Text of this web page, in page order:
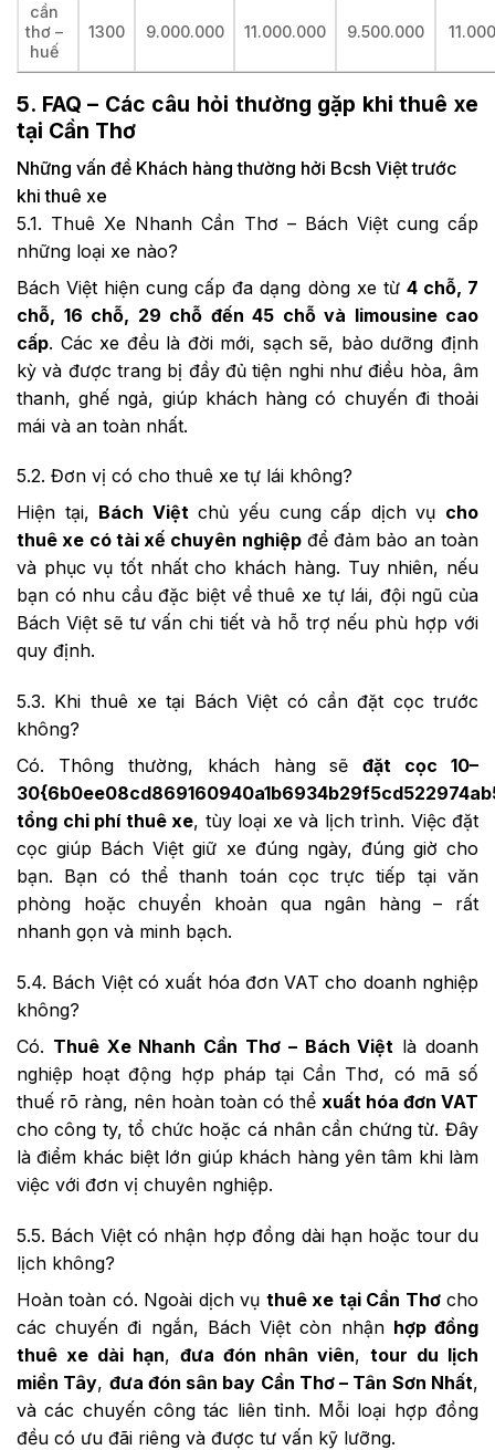
cần
thơ –
huế
1300 9.000.000 11.000.000 9.500.000
5. FAQ – Các câu hỏi thường gặp khi thuê xe
tại Cần Thơ
Những vấn đề Khách hàng thường hởi Bcsh Việt trước
khi thuê xe
5.1. Thuê Xe Nhanh Cần Thơ – Bách Việt cung cấp
những loại xe nào?
Bách Việt hiện cung cấp đa dạng dòng xe từ 4 chỗ, 7
chỗ, 16 chỗ, 29 chỗ đến 45 chỗ và limousine cao
cấp. Các xe đều là đời mới, sạch sẽ, bảo dưỡng định
kỳ và được trang bị đầy đủ tiện nghi như điều hòa, âm
thanh, ghế ngả, giúp khách hàng có chuyến đi thoải
mái và an toàn nhất.
5.2. Đơn vị có cho thuê xe tự lái không?
Hiện tại, Bách Việtchủ yếu cung cấp dịch vụ cho
thuê xe có tài xế chuyên nghiệpđể đảm bảo an toàn
và phục vụ tốt nhất cho khách hàng. Tuy nhiên, nếu
bạn có nhu cầu đặc biệt về thuê xe tự lái, đội ngũ của
Bách Việt sẽ tư vấn chi tiết và hỗ trợ nếu phù hợp với
quy định.
5.3. Khi thuê xe tại Bách Việt có cần đặt cọc trước
không?
Có. Thông thường, khách hàng sẽđặt cọc 10–
tổng chi phí thuê xe, tùy loại xe và lịch trình. Việc đặt
cọc giúp Bách Việt giữ xe đúng ngày, đúng giờ cho
bạn. Bạn có thể thanh toán cọc trực tiếp tại văn
phòng hoặc chuyển khoản qua ngân hàng – rất
nhanh gọn và minh bạch.
5.4. Bách Việt có xuất hóa đơn VAT cho doanh nghiệp
không?
Có. Thuê Xe Nhanh Cần Thơ – Bách Việt là doanh
nghiệp hoạt động hợp pháp tại Cần Thơ, có mã số
thuế rõ ràng, nên hoàn toàn có thể xuất hóa đơn VAT
cho công ty, tổ chức hoặc cá nhân cần chứng từ. Đây
là điểm khác biệt lớn giúp khách hàng yên tâm khi làm
việc với đơn vị chuyên nghiệp.
5.5. Bách Việt có nhận hợp đồng dài hạn hoặc tour du
lịch không?
Hoàn toàn có. Ngoài dịch vụ thuê xe tại Cần Thơcho
các chuyến đi ngắn, Bách Việt còn nhận hợp đồng
thuê xe dài hạn, đưa đón nhân viên,tour du lịch
miền Tây, đưa đón sân bay Cần Thơ – Tân Sơn Nhất,
và các chuyến công tác liên tỉnh. Mỗi loại hợp đồng
đều có ưu đãi riêng và được tư vấn kỹ lưỡng.